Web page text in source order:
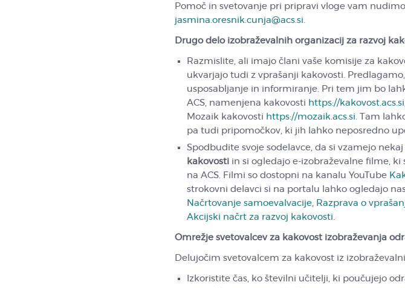
Pomoč in svetovanje pri pripravi vloge vam
jasmina.oresnik.cunja@acs.si.
Drugo delo izobraževalnih organizacij za razvoj
Razmislite, ali imajo člani vaše komisije za
ukvarjajo tudi z vprašanji kakovosti.
usposabljanje in informiranje. Pri tem jim bo
ACS, namenjena kakovosti https://kakovost.acs.si
Mozaik kakovosti https://mozaik.acs.si. Tam
pa tudi pripomočkov, ki jih lahko neposredno
Spodbudite svoje sodelavce, da si vzamejo
kakovostiin si ogledajo e-izobraževalne filme,
na ACS. Filmi so dostopni na kanalu YouTube
strokovni delavci si na portalu lahko ogledajo
Načrtovanje samoevalvacije, Razprava o
Akcijski načrt za razvoj kakovosti.
Omrežje svetovalcev za kakovost izobraževanja
Delujočim svetovalcem za kakovost iz
Izkoristite čas, ko številni učitelji, ki poučujejo